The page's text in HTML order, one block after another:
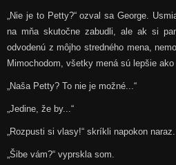
„Nie je to Petty?“ ozval sa George.
na mňa skutočne zabudli, ale ak si
odvodenú z môjho stredného mena,
Mimochodom, všetky mená sú lepšie ako
„Naša Petty? To nie je možné...“
„Jedine, že by...“
„Rozpusti si vlasy!“ skríkli napokon naraz.
„Šibe vám?“ vyprskla som.